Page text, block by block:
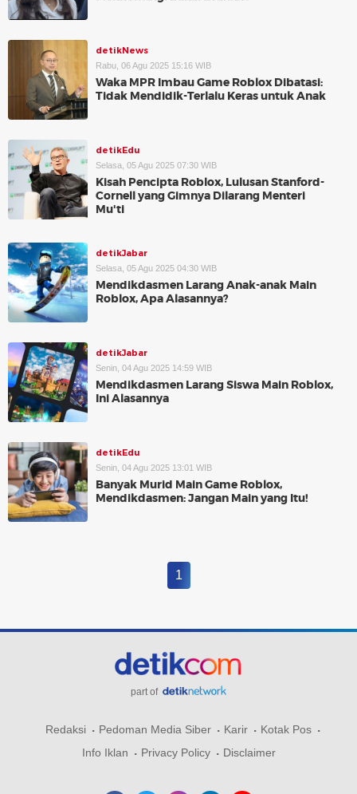
detikNews
Rabu, 06 Agu 2025 15:16 WIB
Waka MPR Imbau Game Roblox Dibatasi:
Tidak Mendidik-Terlalu Keras untuk Anak
detikEdu
Selasa, 05 Agu 2025 07:30 WIB
Kisah Pencipta Roblox, Lulusan Stanford-
Cornell yang Gimnya Dilarang Menteri
Mu'ti
detikJabar
Selasa, 05 Agu 2025 04:30 WIB
Mendikdasmen Larang Anak-anak Main
Roblox, Apa Alasannya?
detikJabar
Senin, 04 Agu 2025 14:59 WIB
Mendikdasmen Larang Siswa Main Roblox,
Ini Alasannya
detikEdu
Senin, 04 Agu 2025 13:01 WIB
Banyak Murid Main Game Roblox,
Mendikdasmen: Jangan Main yang Itu!
1
part of
Redaksi Pedoman Media Siber Karir
Kotak Pos
Info Iklan
Privacy Policy Disclaimer